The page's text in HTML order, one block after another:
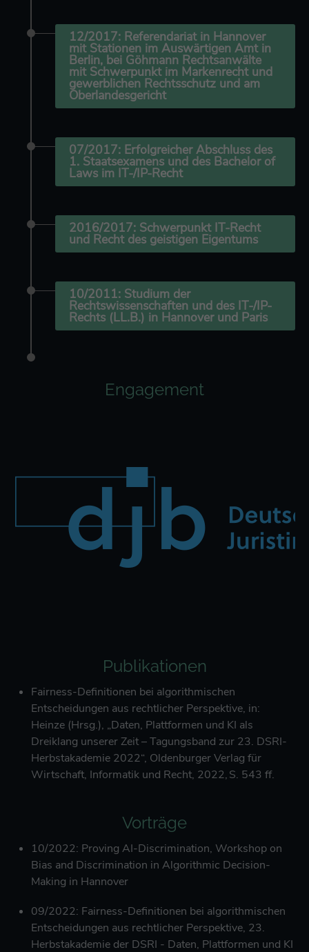
12/2017: Referendariat in Hannover
mit Stationen im Auswärtigen Amt in
Berlin, bei Göhmann Rechtsanwälte
mit Schwerpunkt im Markenrecht und
gewerblichen Rechtsschutz und am
Oberlandesgericht
07/2017: Erfolgreicher Abschluss des
1. Staatsexamens und des Bachelor of
Laws im IT-/IP-Recht
2016/2017: Schwerpunkt IT-Recht
und Recht des geistigen Eigentums
10/2011: Studium der
Rechtswissenschaften und des IT-/IP-
Rechts (LL.B.) in Hannover und Paris
Engagement
Publikationen
Fairness-Definitionen bei algorithmischen
Entscheidungen aus rechtlicher Perspektive, in:
Heinze (Hrsg.), „Daten, Plattformen und KI als
Dreiklang unserer Zeit – Tagungsband zur 23. DSRI-
Herbstakademie 2022“, Oldenburger Verlag für
Wirtschaft, Informatik und Recht, 2022, S. 543 ff.
Vorträge
10/2022: Proving AI-Discrimination, Workshop on
Bias and Discrimination in Algorithmic Decision-
Making in Hannover
09/2022: Fairness-Definitionen bei algorithmischen
Entscheidungen aus rechtlicher Perspektive, 23.
Herbstakademie der DSRI - Daten, Plattformen und KI